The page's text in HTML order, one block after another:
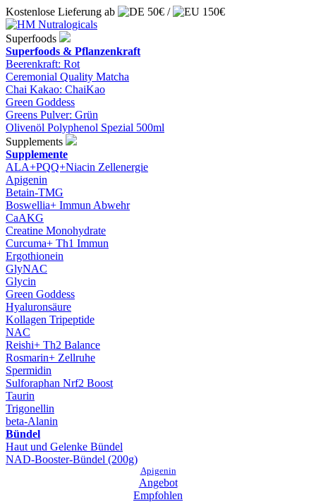
60 Tage Rückgaberecht
Superfoods
Superfoods & Pflanzenkraft
Beerenkraft: Rot
Ceremonial Quality Matcha
Chai Kakao: ChaiKao
Green Goddess
Greens Pulver: Grün
Olivenöl Polyphenol Spezial 500ml
Supplements
Supplemente
ALA+PQQ+Niacin Zellenergie
Apigenin
Betain-TMG
Boswellia+ Immun Abwehr
CaAKG
Creatine Monohydrate
Curcuma+ Th1 Immun
Ergothionein
GlyNAC
Glycin
Green Goddess
Hyaluronsäure
Kollagen Tripeptide
NAC
Reishi+ Th2 Balance
Rosmarin+ Zellruhe
Spermidin
Sulforaphan Nrf2 Boost
Taurin
Trigonellin
beta-Alanin
Bündel
Haut und Gelenke Bündel
NAD-Booster-Bündel (200g)
Apigenin
Angebot
Empfohlen